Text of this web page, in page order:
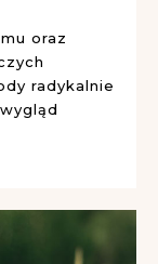
oraz
radykalnie